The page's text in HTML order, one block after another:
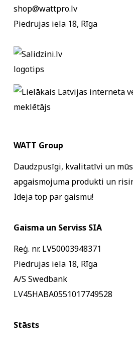
shop@wattpro.lv
Piedrujas iela 18, Rīga
WATT Group
Daudzpusīgi, kvalitatīvi un
apgaismojuma produkti un
Ideja top par gaismu!
Gaisma un Serviss SIA
Reģ. nr. LV50003948371
Piedrujas iela 18, Rīga
A/S Swedbank
LV45HABA0551017749528
Stāsts